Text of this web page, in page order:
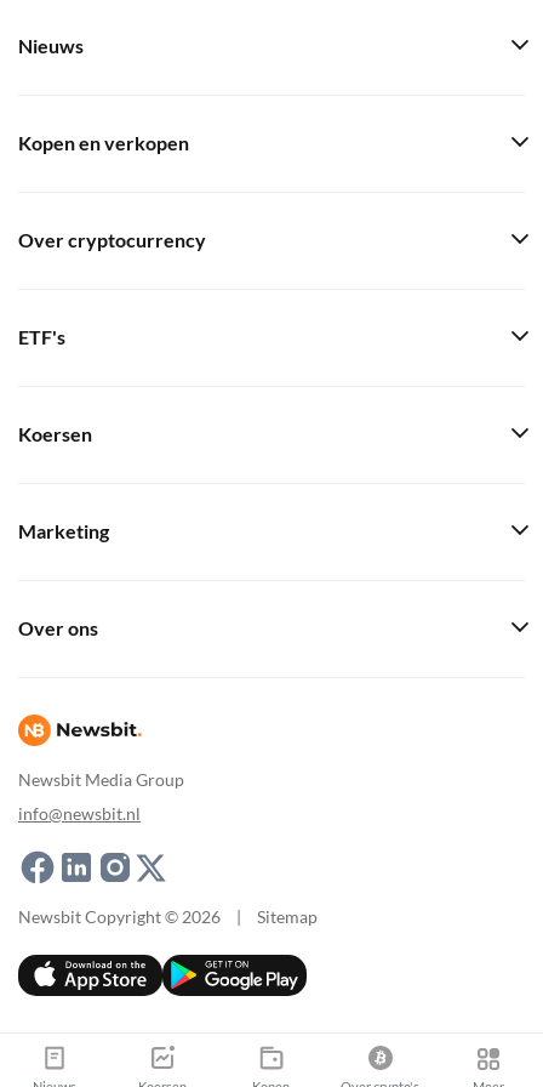
Newsbit Media Group
info@newsbit.nl
Nieuws
Kopen en verkopen
Over cryptocurrency
ETF's
Koersen
Marketing
Over ons
Newsbit Copyright © 2026 | Sitemap